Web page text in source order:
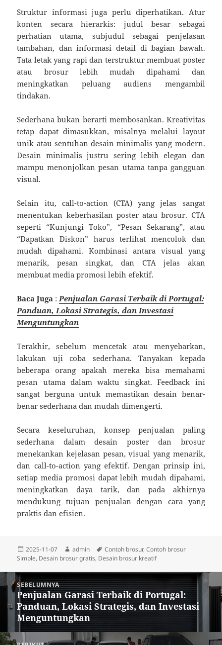
Struktur informasi juga perlu diperhatikan. Atur
konten secara hierarkis: judul besar sebagai
perhatian utama, subjudul sebagai penjelasan
tambahan, dan informasi detail di bagian bawah.
Tata letak yang rapi dan terstruktur membuat poster
atau brosur lebih mudah dipahami dan
meningkatkan peluang audiens mengambil
tindakan.
Sederhana bukan berarti membosankan. Kreativitas
tetap dapat dimasukkan, misalnya melalui layout
unik atau sentuhan desain minimalis yang modern.
Desain minimalis justru sering lebih elegan dan
mampu menonjolkan pesan utama tanpa gangguan
visual.
Selain itu, call-to-action (CTA) yang jelas sangat
menentukan keberhasilan poster atau brosur. CTA
seperti “Kunjungi Toko”, “Pesan Sekarang”, atau
“Dapatkan Diskon” harus terlihat mencolok dan
mudah dipahami. Kombinasi antara visual yang
menarik, pesan singkat, dan CTA jelas akan
membuat media promosi lebih efektif.
Baca Juga : Penjualan Garasi Terbaik di Portugal:
Panduan, Lokasi Strategis, dan Investasi
Menguntungkan
Terakhir, sebelum mencetak atau menyebarkan,
lakukan uji coba sederhana. Tanyakan kepada
beberapa orang apakah mereka bisa memahami
pesan utama dalam waktu singkat. Feedback ini
sangat berguna untuk memastikan desain benar-
benar sederhana dan mudah dimengerti.
Secara keseluruhan, konsep penjualan paling
sederhana dalam desain poster dan brosur
menekankan kejelasan pesan, visual yang menarik,
dan call-to-action yang efektif. Dengan prinsip ini,
setiap media promosi dapat lebih mudah dipahami,
meningkatkan daya tarik, dan pada akhirnya
mendukung tujuan penjualan dengan cara yang
praktis dan efisien.
Diposkan
pada
2025-11-07 Penulis
admin Tag
Contoh brosur,Contoh brosur
Simple, Desain brosur gratis, Desain brosur kreatif
Navigasi
pos SEBELUMNYA
Pos
sebelumnya:
Penjualan Garasi Terbaik di Portugal:
Panduan, Lokasi Strategis, dan Investasi
Menguntungkan